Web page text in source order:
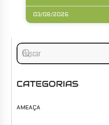
03/08/2026
CATEGORIAS
AMEAÇA